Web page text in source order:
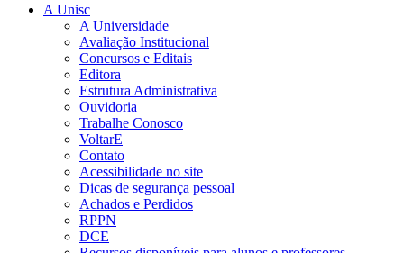
A Unisc
A Universidade
Avaliação Institucional
Concursos e Editais
Editora
Estrutura Administrativa
Ouvidoria
Trabalhe Conosco
VoltarE
Contato
Acessibilidade no site
Dicas de segurança pessoal
Achados e Perdidos
RPPN
DCE